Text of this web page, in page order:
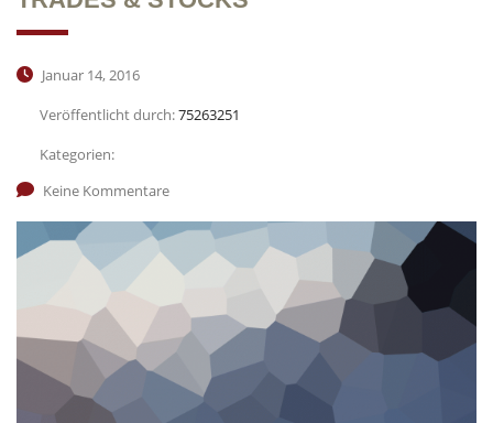
Januar 14, 2016
Veröffentlicht durch:75263251
Kategorien:
Keine Kommentare